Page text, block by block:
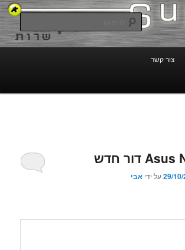
– סופר מחשב
יבנה והסביבה
חיפוש
צור קשר
29/על ידיאבי